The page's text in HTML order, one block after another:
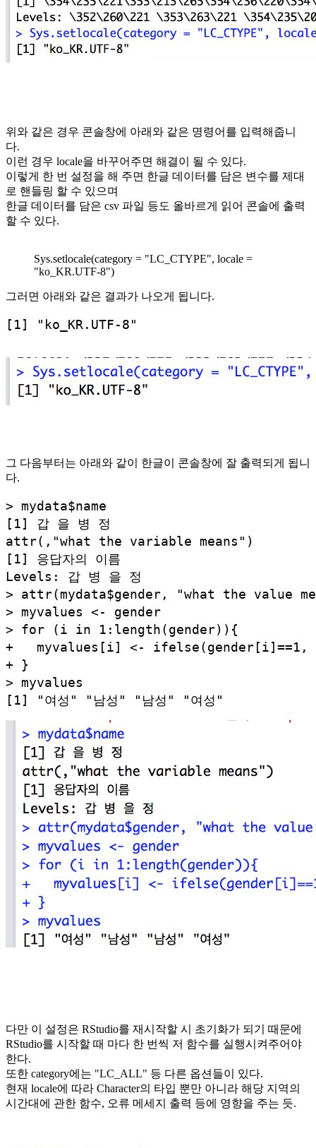
위와 같은 경우 콘솔창에 아래와 같은 명령어를 입력해줍니
다.
이런 경우 locale을 바꾸어주면 해결이 될 수 있다.
이렇게 한 번 설정을 해 주면 한글 데이터를 담은 변수를 제대
로 핸들링 할 수 있으며
한글 데이터를 담은 csv 파일 등도 올바르게 읽어 콘솔에 출력
할 수 있다.
Sys.setlocale(category = "LC_CTYPE", locale =
"ko_KR.UTF-8")
그러면 아래와 같은 결과가 나오게 됩니다.
[1] "ko_KR.UTF-8"
그 다음부터는 아래와 같이 한글이 콘솔창에 잘 출력되게 됩니
다.
> mydata$name
[1] 갑 을 병 정
attr(,"what the variable means")
[1] 응답자의 이름
Levels: 갑 병 을 정
> attr(mydata$gender, "what the value
> myvalues <- gender
> for (i in 1:length(gender)){
+   myvalues[i] <- ifelse(gender[i]==1,
+ }
> myvalues
[1] "여성" "남성" "남성" "여성"
다만 이 설정은 RStudio를 재시작할 시 초기화가 되기 때문에
RStudio를 시작할 때 마다 한 번씩 저 함수를 실행시켜주어야
한다.
또한 category에는 "LC_ALL" 등 다른 옵션들이 있다.
현재 locale에 따라 Character의 타입 뿐만 아니라 해당 지역의
시간대에 관한 함수, 오류 메세지 출력 등에 영향을 주는 듯.